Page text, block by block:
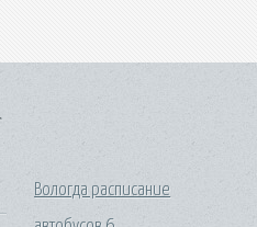
Вологда расписание